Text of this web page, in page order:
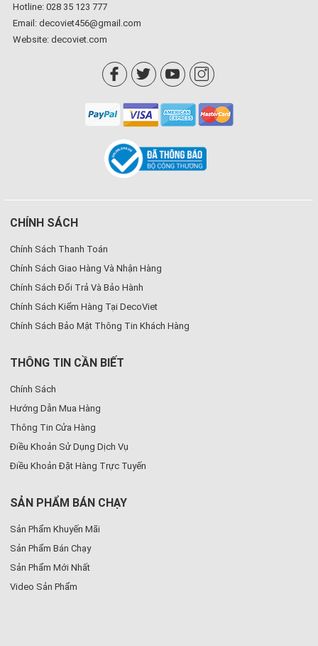
Hotline: 028 35 123 777
Email: decoviet456@gmail.com
Website: decoviet.com
CHÍNH SÁCH
Chính Sách Thanh Toán
Chính Sách Giao Hàng Và Nhận Hàng
Chính Sách Đổi Trả Và Bảo Hành
Chính Sách Kiểm Hàng Tại DecoViet
Chính Sách Bảo Mật Thông Tin Khách Hàng
THÔNG TIN CẦN BIẾT
Chính Sách
Hướng Dẫn Mua Hàng
Thông Tin Cửa Hàng
Điều Khoản Sử Dụng Dịch Vụ
Điều Khoản Đặt Hàng Trực Tuyến
SẢN PHẨM BÁN CHẠY
Sản Phẩm Khuyến Mãi
Sản Phẩm Bán Chạy
Sản Phẩm Mới Nhất
Video Sản Phẩm